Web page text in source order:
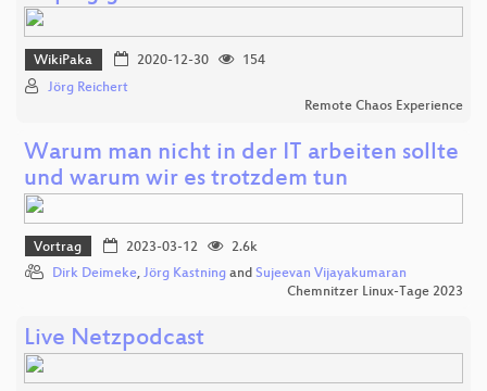
WikiPaka 2020-12-30
154
Jörg Reichert
Remote Chaos Experience
Warum man nicht in der IT arbeiten sollte
und warum wir es trotzdem tun
Vortrag 2023-03-12
2.6k
Dirk Deimeke, Jörg Kastning and Sujeevan Vijayakumaran
Chemnitzer Linux-Tage 2023
Live Netzpodcast